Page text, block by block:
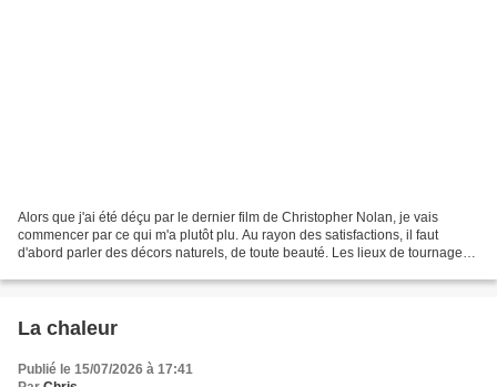
Alors que j'ai été déçu par le dernier film de Christopher Nolan, je vais
commencer par ce qui m'a plutôt plu. Au rayon des satisfactions, il faut
d'abord parler des décors naturels, de toute beauté. Les lieux de tournage
La chaleur
Publié le 15/07/2026 à 17:41